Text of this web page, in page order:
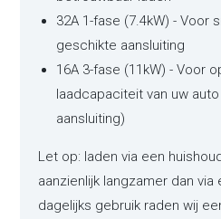
32A 1-fase (7.4kW) - Voor
geschikte aansluiting
16A 3-fase (11kW) - Voor
laadcapaciteit van uw
aansluiting)
Let op: laden via een
aanzienlijk langzamer dan via
dagelijks gebruik raden wij